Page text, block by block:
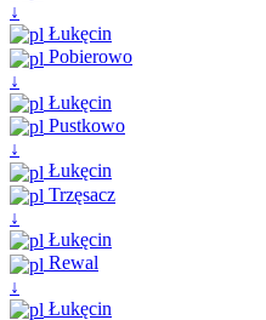
↓
Łukęcin
Pobierowo
↓
Łukęcin
Pustkowo
↓
Łukęcin
Trzęsacz
↓
Łukęcin
Rewal
↓
Łukęcin